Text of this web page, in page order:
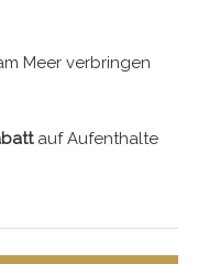
Meer verbringen
auf Aufenthalte